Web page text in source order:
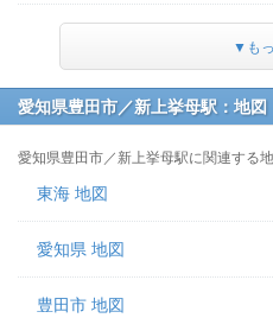
▼も
愛知県豊田市／新上挙母駅：地図
愛知県豊田市／新上挙母駅に関連する
東海 地図
愛知県 地図
豊田市 地図